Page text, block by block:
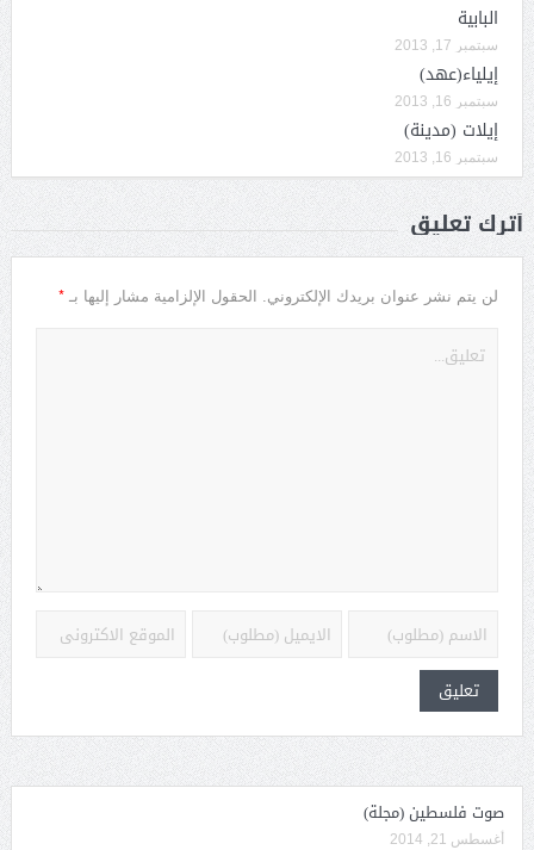
البابية
سبتمبر 17, 2013
إيلياء(عهد)
سبتمبر 16, 2013
إيلات (مدينة)
سبتمبر 16, 2013
أترك تعليق
لن يتم نشر عنوان بريدك الإلكتروني. الحقول الإلزامية مشار إليها بـ *
صوت فلسطين (مجلة)
أغسطس 21, 2014